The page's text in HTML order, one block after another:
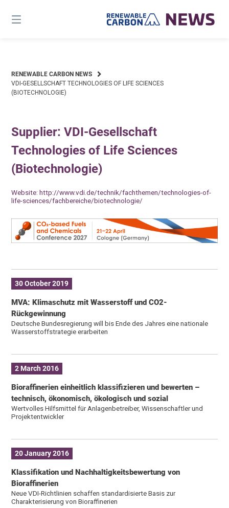
content
RENEWABLE CARBON NEWS
VDI-GESELLSCHAFT TECHNOLOGIES OF LIFE SCIENCES
(BIOTECHNOLOGIE)
Supplier: VDI-Gesellschaft
Technologies of Life Sciences
(Biotechnologie)
Website:http://www.vdi.de/technik/fachthemen/technologies-of-
life-sciences/fachbereiche/biotechnologie/
30 October 2019
MVA: Klimaschutz mit Wasserstoff und CO2-
Rückgewinnung
Deutsche Bundesregierung will bis Ende des Jahres eine nationale
Wasserstoffstrategie erarbeiten
2 March 2016
Bioraffinerien einheitlich klassifizieren und bewerten –
technisch, ökonomisch, ökologisch und sozial
Wertvolles Hilfsmittel für Anlagenbetreiber, Wissenschaftler und
Projektentwickler
20 January 2016
Klassifikation und Nachhaltigkeitsbewertung von
Bioraffinerien
Neue VDI-Richtlinien schaffen standardisierte Basis zur
Charakterisierung von Bioraffinerien